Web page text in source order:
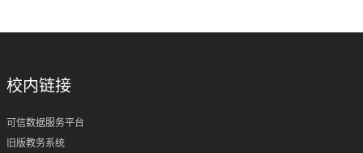
校内链接
可信数据服务平台
旧版教务系统